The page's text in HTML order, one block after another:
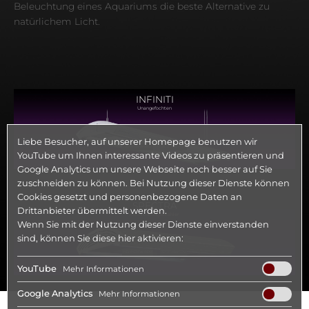
Beleuchtung eines Aquariums die beste Alternative zu
natürlichem Licht.
INFINITI
Unangefochten
JETZT KAUFEN
SPECTRA
Hochleistungsstrahler
Liebe Besucher, auf unserer Homepage benutzen wir
YouTube um Ihnen interessante Videos zu präsentieren und
Google Analytics um unsere Webseite noch besser auf Sie
zuschneiden zu können. Bei Nutzung dieser Dienste können
Cookies gesetzt und personenbezogene Daten an
Drittanbieter übermittelt werden.
Wenn Sie mit der Nutzung dieser Dienste einverstanden
sind, können Sie diese hier aktivieren:
YouTube Mehr Informationen
Video-Player zum Abspielen von Videos. Der Dienst wird im
erweiterten Datenschutzmodus eingesetzt.
Google Analytics Mehr Informationen